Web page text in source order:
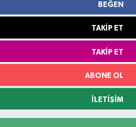
BEĞEN
TAKIP ET
TAKIP ET
ABONE OL
İLETIŞIM